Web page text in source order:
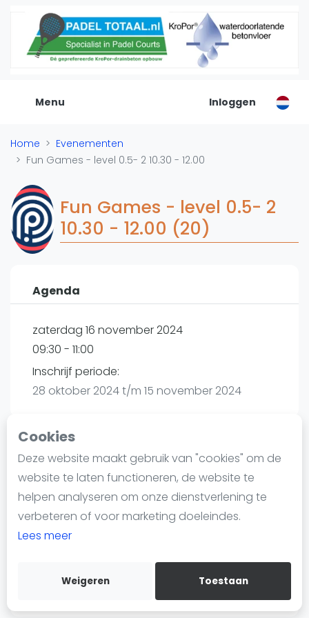
Cookies
Deze website maakt gebruik van "cookies" om de
website te laten functioneren, de website te
helpen analyseren om onze dienstverlening te
verbeteren of voor marketing doeleindes.
Lees meer
Weigeren Toestaan
Menu
De Padel Gids
Alle padel locaties
Organisatie
Banenbouwers
Overige categorien
Reserveringssystemen
Padelscholen
Toevoegen data
Laatste updates
Forum
Blog artikelen
Vragen over padel
Padelgear
Informatie
Over ons
Contact
Adverteren
Insights
WhatsApp
Join WhatsApp Community
Inloggen
Home
Evenementen
Fun Games - level 0.5- 2 10.30 - 12.00
Fun Games - level 0.5- 2
10.30 - 12.00 (20)
Agenda
zaterdag 16 november 2024
09:30 - 11:00
Inschrijf periode:
28 oktober 2024 t/m 15 november 2024
Playtomic
Plaza Padel Rijswijk | Rijswijk
Cobbenhagenstraat 2a
2288 ET
playtomic.io